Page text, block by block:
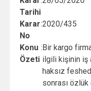
Tarihi
Karar
No
:2020/435
Konu
Özeti
:Bir kargo
ilgili kişinin iş
haksız
sonrası özlük